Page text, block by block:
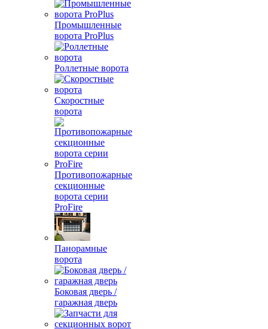
Промышленные
ворота ProPlus
Роллетные ворота
Скоростные
ворота
Противопожарные
секционные
ворота серии
ProFire
Панорамные
ворота
Боковая дверь /
гаражная дверь